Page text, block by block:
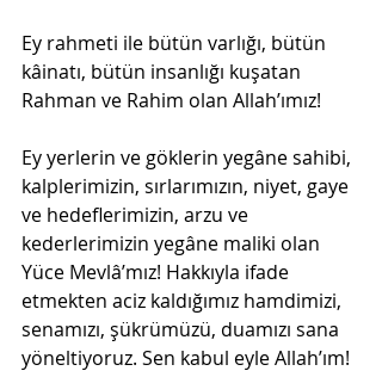
Ey rahmeti ile bütün varlığı, bütün
kâinatı, bütün insanlığı kuşatan
Rahman ve Rahim olan Allah’ımız!
Ey yerlerin ve göklerin yegâne sahibi,
kalplerimizin, sırlarımızın, niyet, gaye
ve hedeflerimizin, arzu ve
kederlerimizin yegâne maliki olan
Yüce Mevlâ’mız! Hakkıyla ifade
etmekten aciz kaldığımız hamdimizi,
senamızı, şükrümüzü, duamızı sana
yöneltiyoruz. Sen kabul eyle Allah’ım!